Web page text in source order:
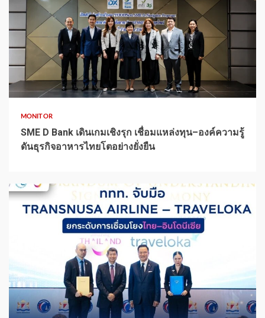
1 min read
MONITOR
SME D Bank เดินเกมเชิงรุก เชื่อมแหล่งทุน–องค์ความรู้
ดันธุรกิจอาหารไทยโตอย่างยั่งยืน
1 min read